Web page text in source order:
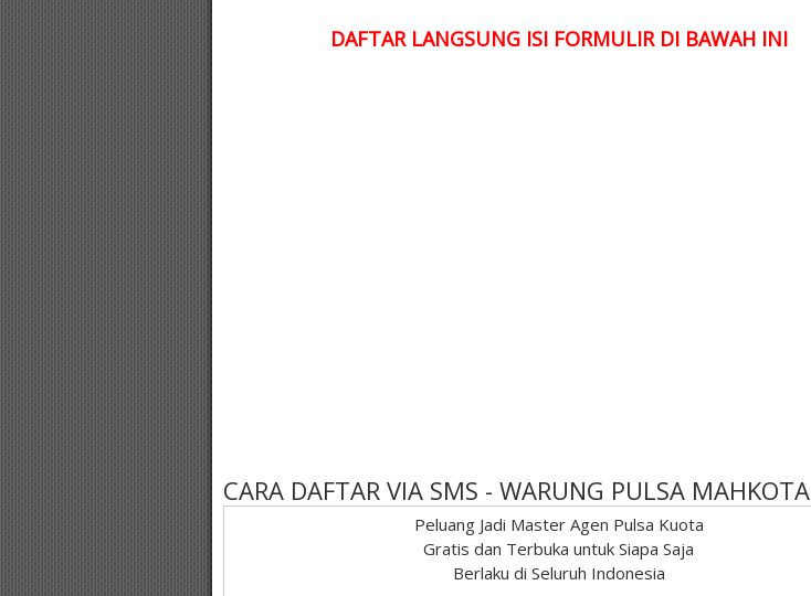
DAFTAR LANGSUNG ISI FORMULIR DI BAWAH INI
CARA DAFTAR VIA SMS - WARUNG PULSA MAHKOTA
Peluang Jadi Master Agen Pulsa Kuota
Gratis dan Terbuka untuk Siapa Saja
Berlaku di Seluruh Indonesia